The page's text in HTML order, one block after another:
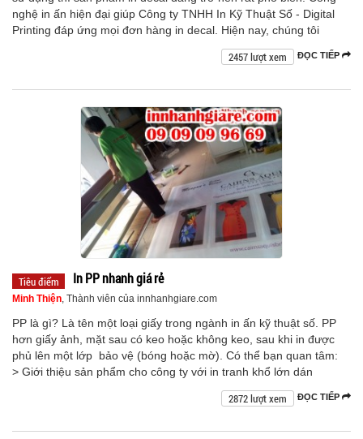
nghệ in ấn hiện đại giúp Công ty TNHH In Kỹ Thuật Số - Digital
Printing đáp ứng mọi đơn hàng in decal. Hiện nay, chúng tôi
ĐỌC TIẾP
2457 lượt xem
Tiêu điểm In PP nhanh giá rẻ
Minh Thiện, Thành viên của innhanhgiare.com
PP là gì? Là tên một loại giấy trong ngành in ấn kỹ thuật số. PP
hơn giấy ảnh, mặt sau có keo hoặc không keo, sau khi in được
phủ lên một lớp bảo vệ (bóng hoặc mờ). Có thể bạn quan tâm:
> Giới thiệu sản phẩm cho công ty với in tranh khổ lớn dán
ĐỌC TIẾP
2872 lượt xem